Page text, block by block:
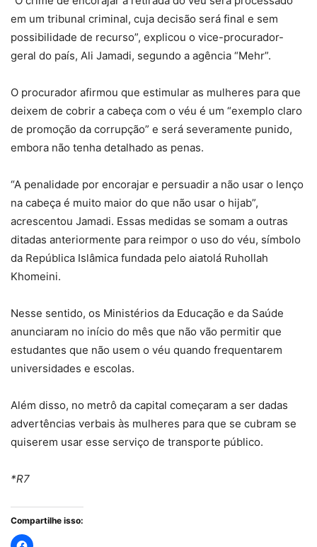
em um tribunal criminal, cuja decisão será final e sem
possibilidade de recurso”, explicou o vice-procurador-
geral do país, Ali Jamadi, segundo a agência “Mehr”.
O procurador afirmou que estimular as mulheres para que
deixem de cobrir a cabeça com o véu é um “exemplo claro
de promoção da corrupção” e será severamente punido,
embora não tenha detalhado as penas.
“A penalidade por encorajar e persuadir a não usar o lenço
na cabeça é muito maior do que não usar o hijab”,
acrescentou Jamadi. Essas medidas se somam a outras
ditadas anteriormente para reimpor o uso do véu, símbolo
da República Islâmica fundada pelo aiatolá Ruhollah
Khomeini.
Nesse sentido, os Ministérios da Educação e da Saúde
anunciaram no início do mês que não vão permitir que
estudantes que não usem o véu quando frequentarem
universidades e escolas.
Além disso, no metrô da capital começaram a ser dadas
advertências verbais às mulheres para que se cubram se
quiserem usar esse serviço de transporte público.
*R7
Compartilhe isso: